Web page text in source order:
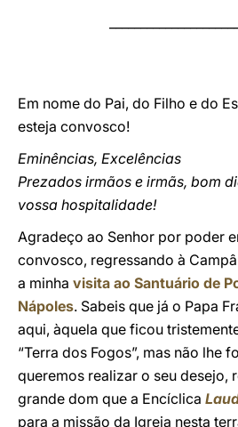
Em nome do Pai, do Filho e do
esteja convosco!
Eminências, Excelências
Prezados irmãos e irmãs, bom
vossa hospitalidade!
Agradeço ao Senhor por poder
convosco, regressando à
a minha visita ao Santuário de
Nápoles. Sabeis que já o Papa
aqui, àquela que ficou
“Terra dos Fogos”, mas não lhe
queremos realizar o seu desejo,
grande dom que a Encíclica
para a missão da Igreja nesta